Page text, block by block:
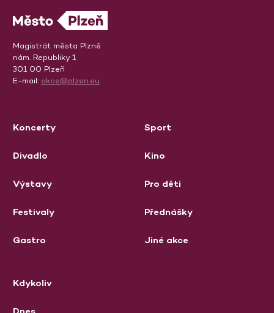
Magistrát města Plzně
nám. Republiky 1
301 00 Plzeň
E-mail: akce@plzen.eu
Koncerty
Divadlo
Výstavy
Festivaly
Gastro
Sport
Kino
Pro děti
Přednášky
Jiné akce
Kdykoliv